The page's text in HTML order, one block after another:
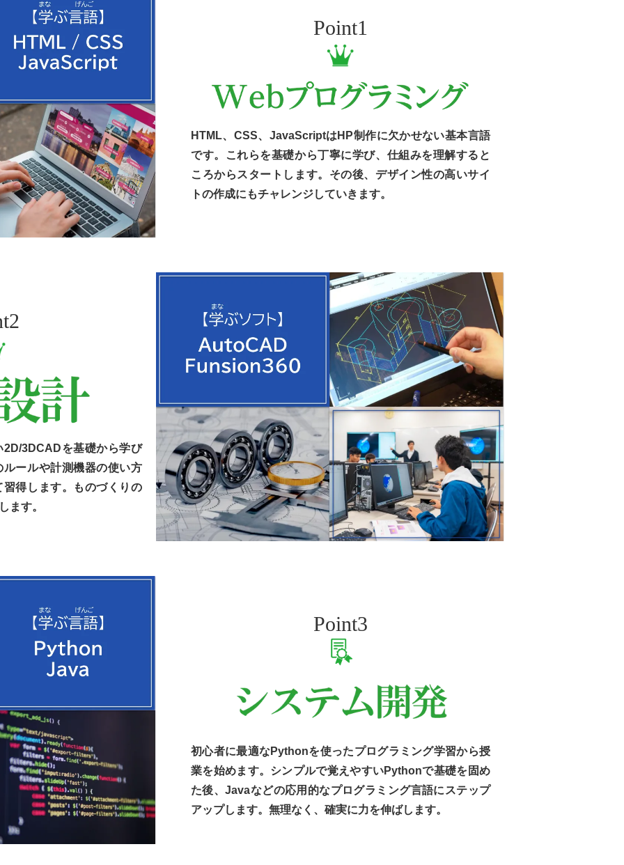
Point1
HTML、CSS、JavaScriptはHP制作に欠かせない基本言語
です。これらを基礎から丁寧に学び、仕組みを理解すると
ころからスタートします。その後、デザイン性の高いサイ
トの作成にもチャレンジしていきます。
3DCADを基礎から学び
ールや計測機器の使い方
得します。ものづくりの
ます。
Point3
初心者に最適なPythonを使ったプログラミング学習から授
業を始めます。シンプルで覚えやすいPythonで基礎を固め
た後、Javaなどの応用的なプログラミング言語にステップ
アップします。無理なく、確実に力を伸ばします。